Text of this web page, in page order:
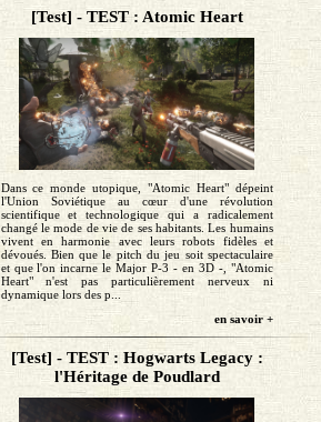
[Test] - TEST : Atomic Heart
Dans ce monde utopique, "Atomic Heart" dépeint
l'Union Soviétique au cœur d'une révolution
scientifique et technologique qui a radicalement
changé le mode de vie de ses habitants. Les humains
vivent en harmonie avec leurs robots fidèles et
dévoués. Bien que le pitch du jeu soit spectaculaire
et que l'on incarne le Major P-3 - en 3D -, "Atomic
Heart" n'est pas particulièrement nerveux ni
dynamique lors des p...
en savoir +
[Test] - TEST : Hogwarts Legacy :
l'Héritage de Poudlard